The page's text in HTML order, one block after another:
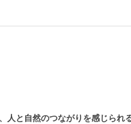
人と自然のつながりを感じら